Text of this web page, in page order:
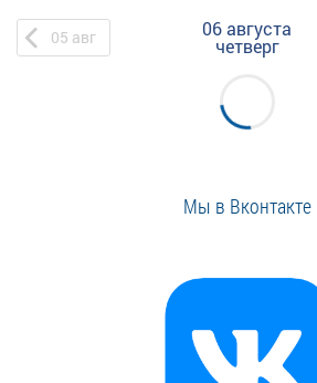
05 авг 06 августа
четверг
Мы в Вконтакте